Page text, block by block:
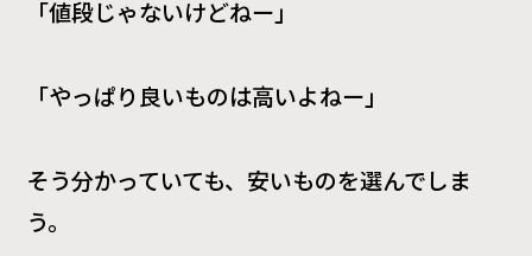
「値段じゃないけどねー」
「やっぱり良いものは高いよねー」
そう分かっていても、安いものを選んでしま
う。